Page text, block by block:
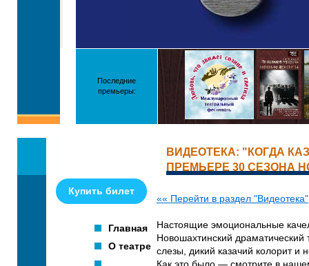
Последние
премьеры:
ВИДЕОТЕКА: "КОГДА
ПРЕМЬЕРЕ 30 СЕЗОНА
Купить билет
Главная
О театре
«« Перейти в раздел "Видеотека"
Настоящие эмоциональные
Новошахтинский
слезы, дикий казачий колорит и